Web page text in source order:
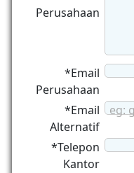
Perusahaan
*Email
Perusahaan
*Email
Alternatif
eg:
*Telepon
Kantor